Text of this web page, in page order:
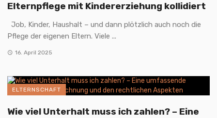
Elternpflege mit Kindererziehung kollidiert
Job, Kinder, Haushalt – und dann plötzlich auch noch die
Pflege der eigenen Eltern. Viele ...
16. April 2025
ELTERNSCHAFT
Wie viel Unterhalt muss ich zahlen? – Eine